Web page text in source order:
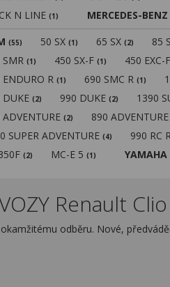
N LINE (1) MERCEDES-BENZ
(55) 50 SX(1) 65 SX(2) 85
SMR(1) 450 SX-F(1) 450 EXC-
ENDURO R(1) 690 SMC R(1)
DUKE(2) 990 DUKE(2) 1390
ADVENTURE(2) 890
SUPER ADVENTURE(4) 990 RC
(2) MC-E 5(1) YAMAHA
Renault
odběru. Nové,